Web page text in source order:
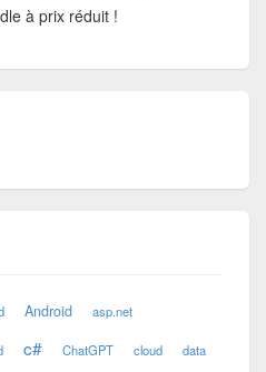
à prix réduit !
Android asp.net
c# ChatGPT cloud data